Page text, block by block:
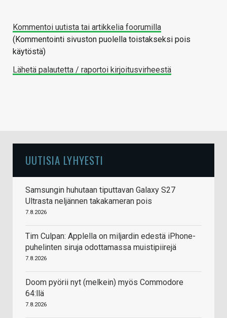
Kommentoi uutista tai artikkelia foorumilla
(Kommentointi sivuston puolella toistakseksi pois
käytöstä)
Lähetä palautetta / raportoi kirjoitusvirheestä
UUTISIA LYHYESTI
Samsungin huhutaan tiputtavan Galaxy S27
Ultrasta neljännen takakameran pois
7.8.2026
Tim Culpan: Applella on miljardin edestä iPhone-
puhelinten siruja odottamassa muistipiirejä
7.8.2026
Doom pyörii nyt (melkein) myös Commodore
64:llä
7.8.2026